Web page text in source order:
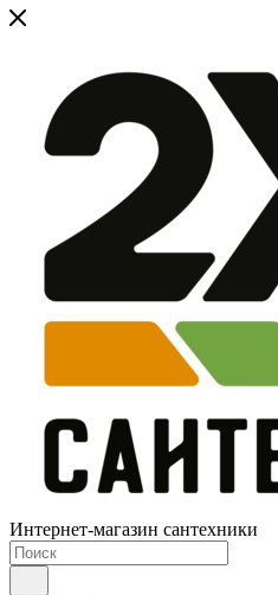
Интернет-магазин сантехники